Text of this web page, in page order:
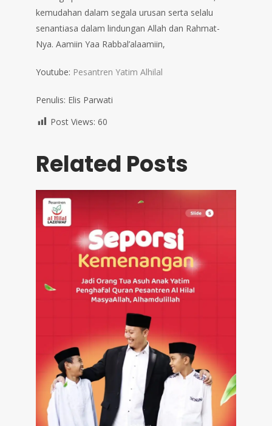
kemudahan dalam segala urusan serta selalu
senantiasa dalam lindungan Allah dan Rahmat-
Nya. Aamiin Yaa Rabbal’alaamiin,
Youtube: Pesantren Yatim Alhilal
Penulis: Elis Parwati
Post Views: 60
Related Posts